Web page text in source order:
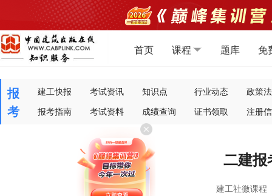
首页 课程 题库 免
报
考
建工快报 考试资讯 知识点 行业动态
政策
报考指南
考试资料 成绩查询 证书领取 注册
二建报
建工社微课程